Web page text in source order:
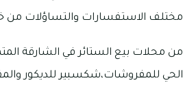
مختلف الاستفسارات والتساؤلات من خلال
من محلات بيع الستائر في الشارقة
الحي للمفروشات،شكسبير للديكور